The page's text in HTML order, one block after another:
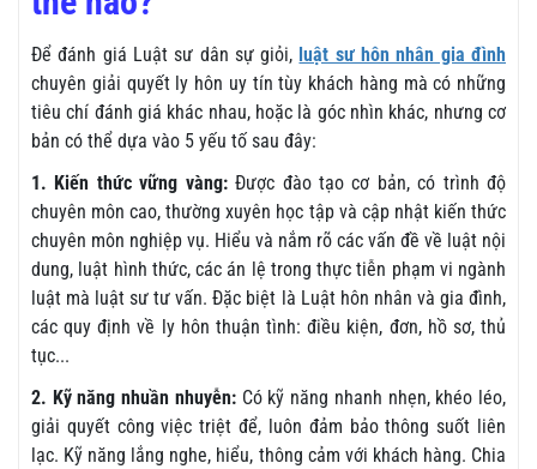
Để đánh giá Luật sư dân sự giỏi, luật sư hôn nhân gia đình
chuyên giải quyết ly hôn uy tín tùy khách hàng mà có những
tiêu chí đánh giá khác nhau, hoặc là góc nhìn khác, nhưng cơ
bản có thể dựa vào 5 yếu tố sau đây:
1. Kiến thức vững vàng:Được đào tạo cơ bản, có trình độ
chuyên môn cao, thường xuyên học tập và cập nhật kiến thức
chuyên môn nghiệp vụ. Hiểu và nắm rõ các vấn đề về luật nội
dung, luật hình thức, các án lệ trong thực tiễn phạm vi ngành
luật mà luật sư tư vấn. Đặc biệt là Luật hôn nhân và gia đình,
các quy định về ly hôn thuận tình: điều kiện, đơn, hồ sơ, thủ
tục...
2. Kỹ năng nhuần nhuyễn: Có kỹ năng nhanh nhẹn, khéo léo,
giải quyết công việc triệt để, luôn đảm bảo thông suốt liên
lạc. Kỹ năng lắng nghe, hiểu, thông cảm với khách hàng. Chia